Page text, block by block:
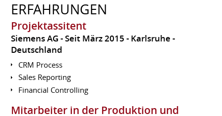
ERFAHRUNGEN
Projektassitent
Siemens AG Seit März 2015 Karlsruhe
Deutschland
CRM Process
Sales Reporting
Financial Controlling
Mitarbeiter in der Produktion und